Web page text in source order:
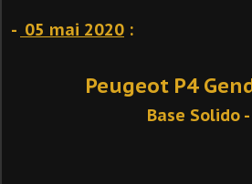
- 05 mai 2020 :
Peugeot P4
Base Solido